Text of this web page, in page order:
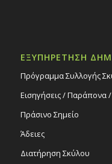
ΕΞΥΠΗΡΕΤΗΣΗ
Πρόγραμμα Συλλογής
Εισηγήσεις / Παράπονα
Πράσινο Σημείο
Άδειες
Διατήρηση Σκύλου